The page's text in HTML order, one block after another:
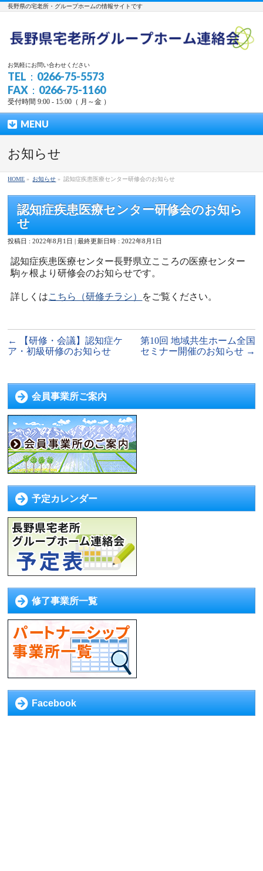
長野県の宅老所・グループホームの情報サイトです
お気軽にお問い合わせください
TEL：0266-75-5573
FAX：0266-75-1160
受付時間 9:00 - 15:00（ 月～金 ）
MENU
お知らせ
HOME » お知らせ » 認知症疾患医療センター研修会のお知らせ
認知症疾患医療センター研修会のお知ら
せ
投稿日 : 2022年8月1日 最終更新日時 : 2022年8月1日
認知症疾患医療センター長野県立こころの医療センター
駒ヶ根より研修会のお知らせです。
詳しくはこちら（研修チラシ） をご覧ください。
←
【研修・会議】認知症ケ
ア・初級研修のお知らせ
第10回 地域共生ホーム全国
セミナー開催のお知らせ →
会員事業所ご案内
予定カレンダー
修了事業所一覧
Facebook